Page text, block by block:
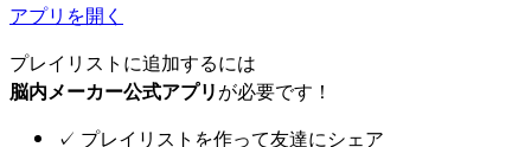
アプリを開く
プレイリストに追加するには
脳内メーカー公式アプリが必要です！
✓ プレイリストを作って友達にシェア